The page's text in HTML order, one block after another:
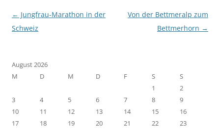
Beitragsnavigation
← Jungfrau-Marathon in der
Schweiz
Von der Bettmeralp zum
Bettmerhorn →
August 2026
M
D M D F S
S
1
2
3
4 5 6 7 8
9
10
11 12 13 14 15
16
17
18 19 20 21 22
23